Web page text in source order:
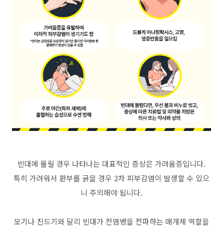
빈대에 물릴 경우 나타나는 대표적인 증상은 가려움증입니다.
특히 가려워서 환부를 긁을 경우 2차 피부감염이 발생할 수 있으
니 주의해야 됩니다.
모기나 진드기와 달리 빈대가 전염병을 전파하는 매개체 역할을